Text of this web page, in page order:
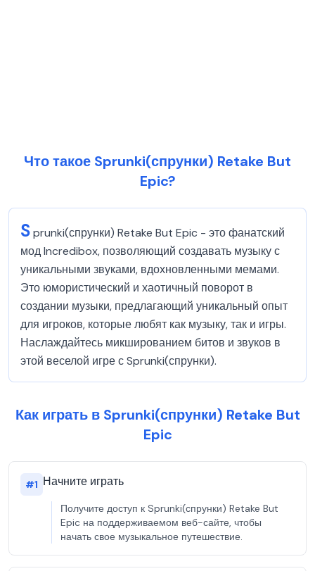
Что такое Sprunki(спрунки) Retake But
Epic?
Sprunki(спрунки) Retake But Epic - это фанатский
мод Incredibox, позволяющий создавать музыку с
уникальными звуками, вдохновленными мемами.
Это юмористический и хаотичный поворот в
создании музыки, предлагающий уникальный опыт
для игроков, которые любят как музыку, так и игры.
Наслаждайтесь микшированием битов и звуков в
этой веселой игре с Sprunki(спрунки).
Как играть в Sprunki(спрунки) Retake But
Epic
#1 Начните играть
Получите доступ к Sprunki(спрунки) Retake But
Epic на поддерживаемом веб-сайте, чтобы
начать свое музыкальное путешествие.